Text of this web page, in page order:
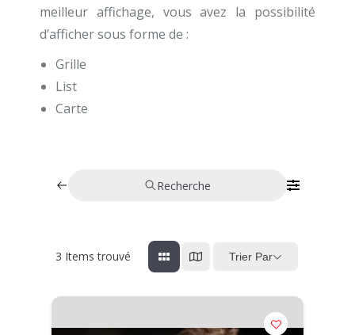
meilleur affichage, vous avez la possibilité
d’afficher sous forme de :
Grille
List
Carte
Recherche
3 Items trouvé Trier Par